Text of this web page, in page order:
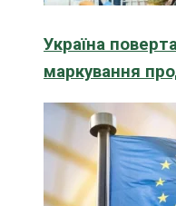
Україна
маркування